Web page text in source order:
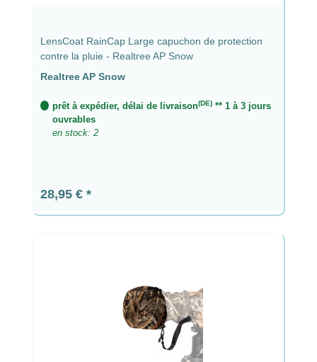
LensCoat RainCap Large capuchon de protection
contre la pluie - Realtree AP Snow
Realtree AP Snow
prêt à expédier, délai de livraison(DE)** 1 à 3 jours
ouvrables
en stock: 2
Prix régulier :
28,95 €